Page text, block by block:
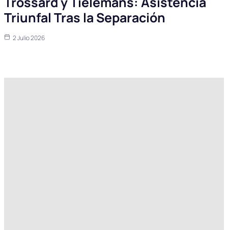
Triunfal Tras la Separación
2 Julio 2026